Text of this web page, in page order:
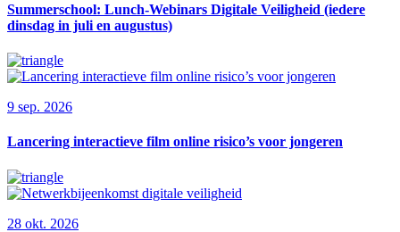
Summerschool: Lunch-Webinars Digitale Veiligheid (iedere
dinsdag in juli en augustus)
9 sep. 2026
Lancering interactieve film online risico’s voor jongeren
28 okt. 2026